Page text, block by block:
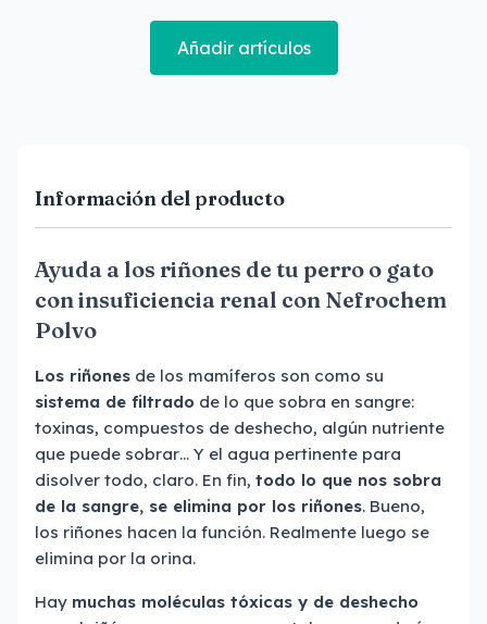
Añadir artículos
Información del producto
Ayuda a los riñones de tu perro o gato
con insuficiencia renal con Nefrochem
Polvo
Los riñones de los mamíferos son como su
sistema de filtrado de lo que sobra en sangre:
toxinas, compuestos de deshecho, algún nutriente
que puede sobrar… Y el agua pertinente para
disolver todo, claro. En fin, todo lo que nos sobra
de la sangre, se elimina por los riñones. Bueno,
los riñones hacen la función. Realmente luego se
elimina por la orina.
Hay muchas moléculas tóxicas y de deshecho